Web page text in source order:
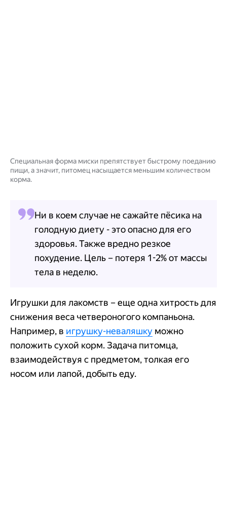
Специальная форма миски препятствует быстрому поеданию
пищи, а значит, питомец насыщается меньшим количеством
корма.
Ни в коем случае не сажайте пёсика на
голодную диету - это опасно для его
здоровья. Также вредно резкое
похудение. Цель – потеря 1-2% от массы
тела в неделю.
Игрушки для лакомств – еще одна хитрость для
снижения веса четвероногого компаньона.
Например, в игрушку-неваляшку можно
положить сухой корм. Задача питомца,
взаимодействуя с предметом, толкая его
носом или лапой, добыть еду.